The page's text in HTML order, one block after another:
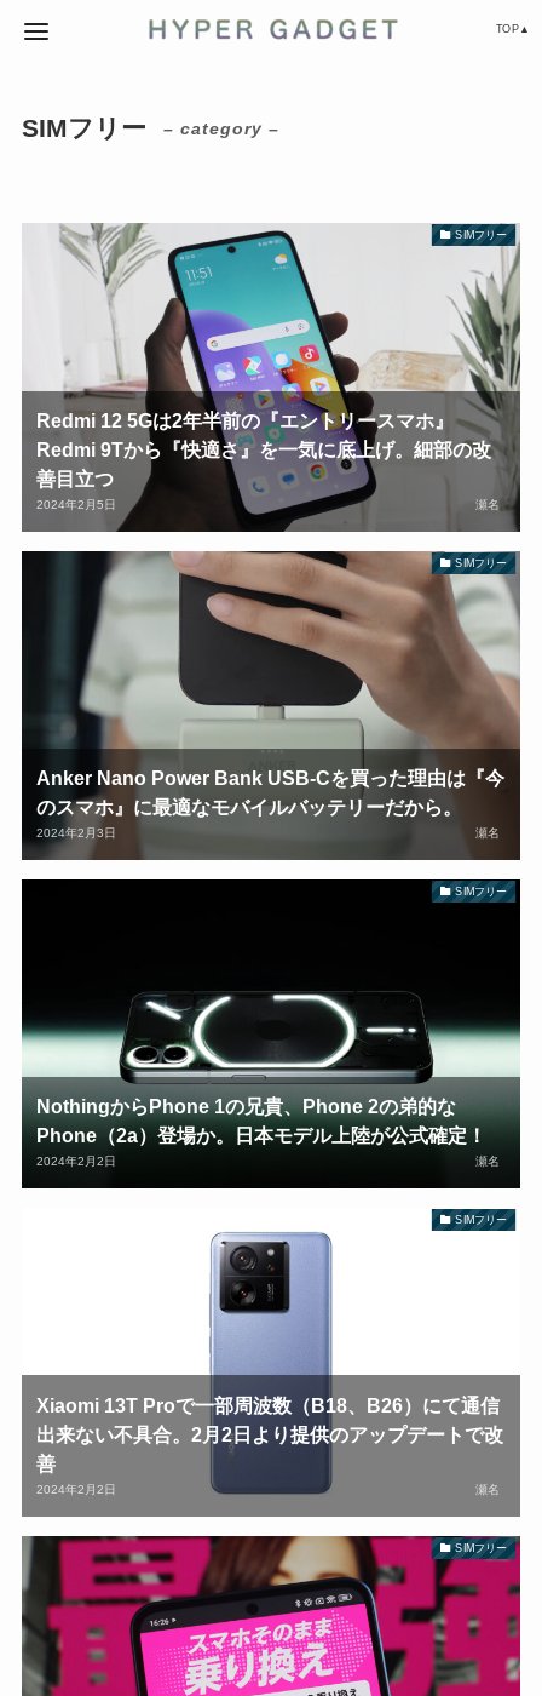
TOP▲
SIMフリー – category –
SIMフリー
Redmi 12 5Gは2年半前の『エントリースマホ』
Redmi 9Tから『快適さ』を一気に底上げ。細部の改
善目立つ
2024年2月5日 瀬名
SIMフリー
Anker Nano Power Bank USB-Cを買った理由は『今
のスマホ』に最適なモバイルバッテリーだから。
2024年2月3日 瀬名
SIMフリー
NothingからPhone 1の兄貴、Phone 2の弟的な
Phone（2a）登場か。日本モデル上陸が公式確定！
2024年2月2日 瀬名
SIMフリー
Xiaomi 13T Proで一部周波数（B18、B26）にて通信
出来ない不具合。2月2日より提供のアップデートで改
善
2024年2月2日 瀬名
SIMフリー